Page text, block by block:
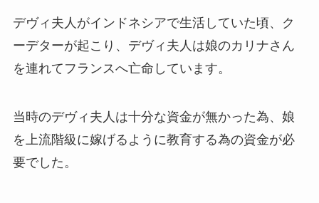
デヴィ夫人がインドネシアで生活していた頃、ク
ーデターが起こり、デヴィ夫人は娘のカリナさん
を連れてフランスへ亡命しています。
当時のデヴィ夫人は十分な資金が無かった為、娘
を上流階級に嫁げるように教育する為の資金が必
要でした。